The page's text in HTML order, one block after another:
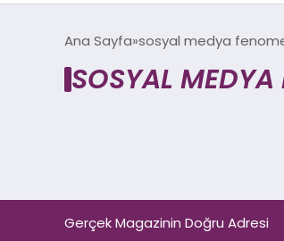
Ana Sayfa sosyal medya
SOSYAL MEDYA
Gerçek Magazinin Doğru Adresi